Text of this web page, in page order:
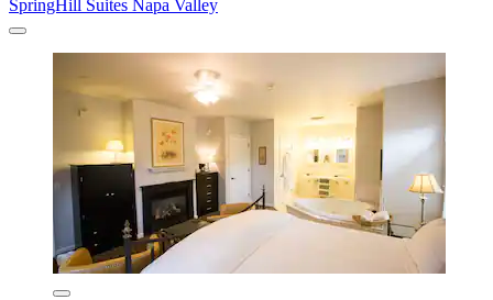
SpringHill Suites Napa Valley